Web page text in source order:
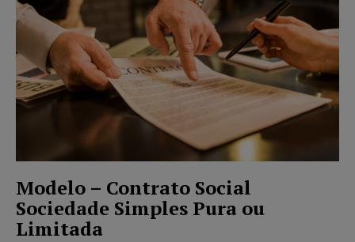
Modelo – Contrato Social
Sociedade Simples Pura ou
Limitada